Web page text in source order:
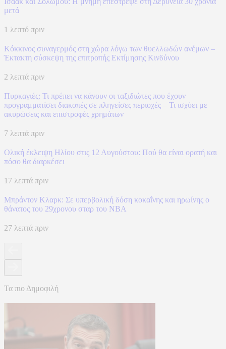
μετά
1 λεπτό πριν
Κόκκινος συναγερμός στη χώρα λόγω των θυελλωδών ανέμων –
Έκτακτη σύσκεψη της επιτροπής Εκτίμησης Κινδύνου
2 λεπτά πριν
Πυρκαγιές: Τι πρέπει να κάνουν οι ταξιδιώτες που έχουν
προγραμματίσει διακοπές σε πληγείσες περιοχές – Τι ισχύει με
ακυρώσεις και επιστροφές χρημάτων
7 λεπτά πριν
Ολική έκλειψη Ηλίου στις 12 Αυγούστου: Πού θα είναι ορατή και
πόσο θα διαρκέσει
17 λεπτά πριν
Μπράντον Κλαρκ: Σε υπερβολική δόση κοκαΐνης και ηρωίνης ο
θάνατος του 29χρονου σταρ του NBA
27 λεπτά πριν
Τα πιο Δημοφιλή